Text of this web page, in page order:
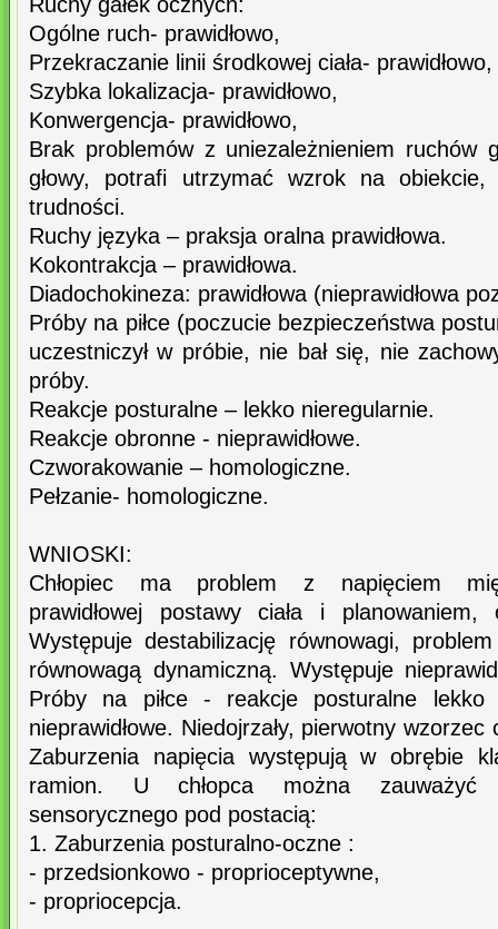
Ogólne ruch- prawidłowo,
Przekraczanie linii środkowej ciała- prawidłowo,
Szybka lokalizacja- prawidłowo,
Konwergencja- prawidłowo,
Brak problemów z uniezależnieniem ruchów
głowy, potrafi utrzymać wzrok na
trudności.
Ruchy języka – praksja oralna prawidłowa.
Kokontrakcja – prawidłowa.
Diadochokineza: prawidłowa (nieprawidłowa
Próby na piłce (poczucie bezpieczeństwa
uczestniczył w próbie, nie bał się, nie
próby.
Reakcje posturalne – lekko nieregularnie.
Reakcje obronne - nieprawidłowe.
Czworakowanie – homologiczne.
Pełzanie- homologiczne.
WNIOSKI:
Chłopiec ma problem z napięciem
prawidłowej postawy ciała i planowaniem,
Występuje destabilizację równowagi,
równowagą dynamiczną. Występuje
Próby na piłce - reakcje posturalne lekko
nieprawidłowe. Niedojrzały, pierwotny wzorzec
Zaburzenia napięcia występują w obrębie
ramion. U chłopca można zauważyć
sensorycznego pod postacią:
1. Zaburzenia posturalno-oczne :
- przedsionkowo - proprioceptywne,
- propriocepcja.